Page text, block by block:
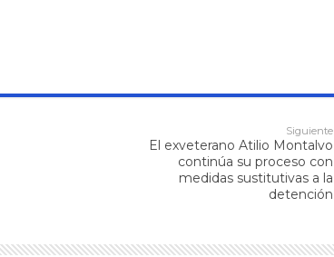
Siguiente
El exveterano Atilio Montalvo
continúa su proceso con
medidas sustitutivas a la
detención